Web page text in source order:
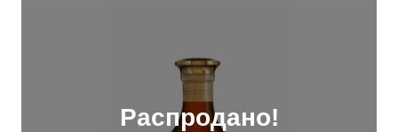
Распродано!